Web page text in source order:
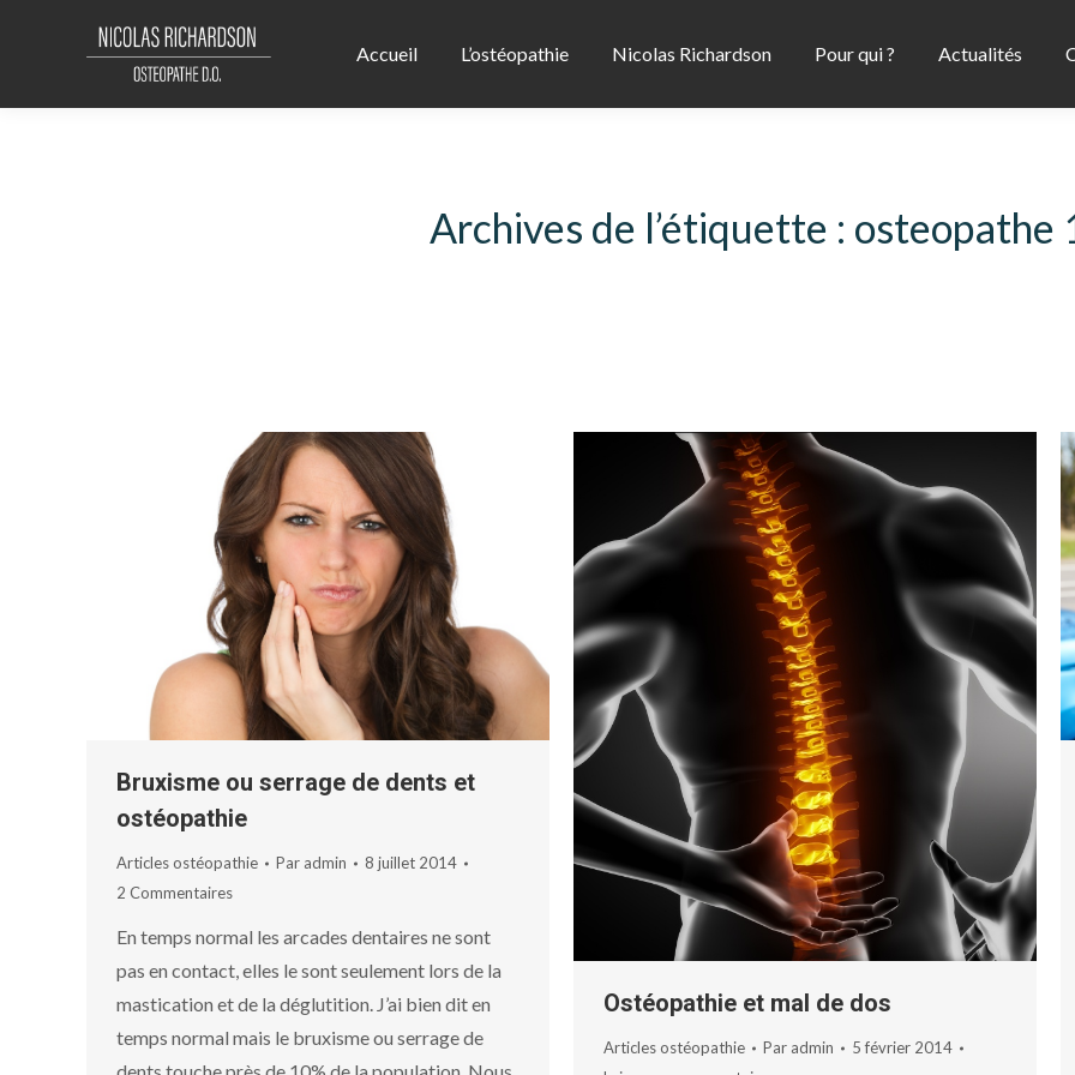
Accueil L’ostéopathie Nicolas Richardson Pour qui ? Actualités
Archives de l’étiquette : osteopathe
Bruxisme ou serrage de dents et
ostéopathie
Articles ostéopathie Par admin
8 juillet 2014
2 Commentaires
En temps normal les arcades dentaires ne sont
pas en contact, elles le sont seulement lors de la
mastication et de la déglutition. J’ai bien dit en
temps normal mais le bruxisme ou serrage de
Ostéopathie et mal de dos
Articles ostéopathie Par admin
5 février 2014